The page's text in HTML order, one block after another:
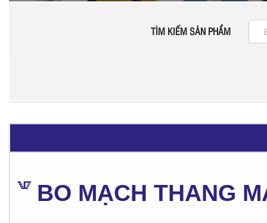
TÌM KIẾM SẢN PHẨM
BO MẠCH THANG